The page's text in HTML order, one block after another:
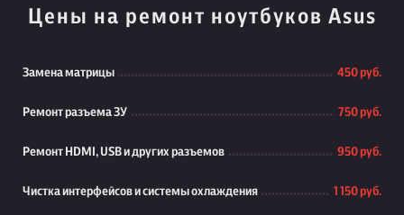
Цены на ремонт ноутбуков Asus
Замена матрицы 450 руб.
Ремонт разъема ЗУ 750 руб.
Ремонт HDMI, USB и других разъемов 950 руб.
Чистка интерфейсов и системы охлаждения 1 150 руб.